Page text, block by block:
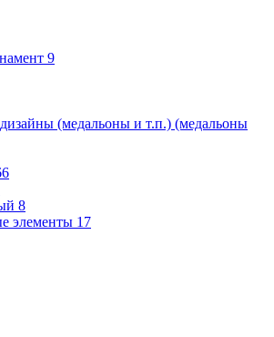
9
(медальоны и т.п.) (медальоны
8
элементы 17